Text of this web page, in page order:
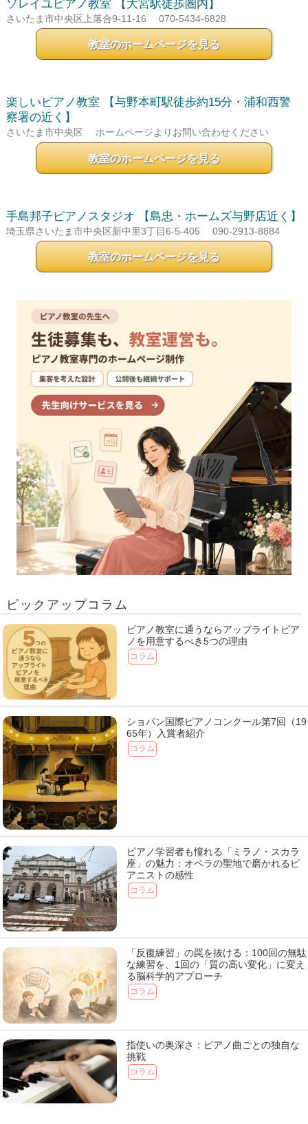
ソレイユピアノ教室 【大宮駅徒歩圏内】
さいたま市中央区上落合9-11-16 070-5434-6828
教室のホームページを見る
楽しいピアノ教室
【与野本町駅徒歩約15分・浦和西警
察署の近く】
さいたま市中央区 ホームページよりお問い合わせください
教室のホームページを見る
手島邦子ピアノスタジオ 【島忠・ホームズ与野店近く】
埼玉県さいたま市中央区新中里3丁目6-5-405 090-2913-8884
教室のホームページを見る
ピックアップコラム
ピアノ教室に通うならアップライトピア
ノを用意するべき5つの理由
コラム
ショパン国際ピアノコンクール第7回（19
65年）入賞者紹介
コラム
ピアノ学習者も憧れる「ミラノ・スカラ
座」の魅力：オペラの聖地で磨かれるピ
アニストの感性
コラム
「反復練習」の罠を抜ける：100回の無駄
な練習を、1回の「質の高い変化」に変え
る脳科学的アプローチ
コラム
指使いの奥深さ：ピアノ曲ごとの独自な
挑戦
コラム